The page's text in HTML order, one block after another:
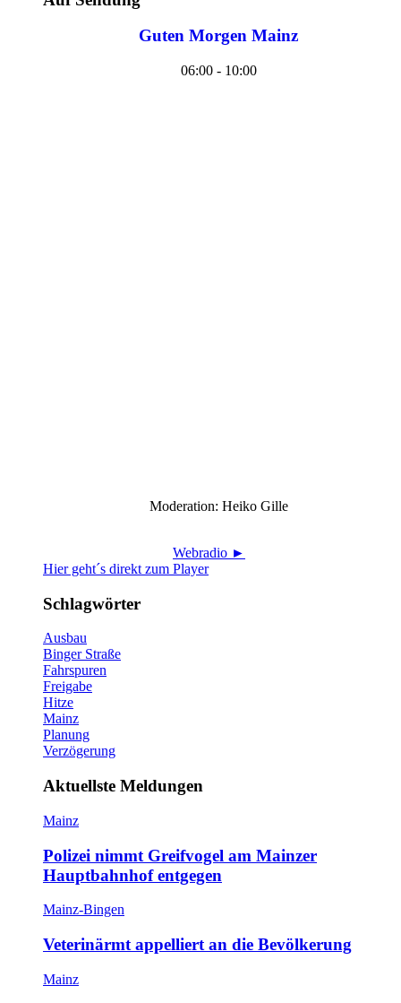
Guten Morgen Mainz
06:00 - 10:00
Moderation: Heiko Gille
Webradio ►
Hier geht´s direkt zum Player
Schlagwörter
Ausbau
Binger Straße
Fahrspuren
Freigabe
Hitze
Mainz
Planung
Verzögerung
Aktuellste Meldungen
Mainz
Polizei nimmt Greifvogel am Mainzer
Hauptbahnhof entgegen
Mainz-Bingen
Veterinärmt appelliert an die Bevölkerung
Mainz